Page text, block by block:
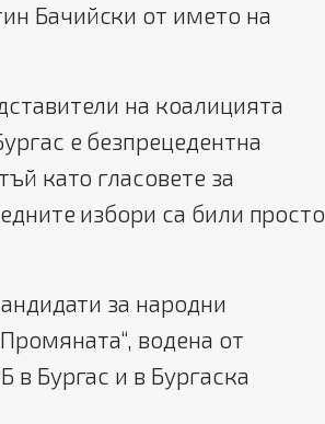
Бачийски от името на
на коалицията
е безпрецедентна
като гласовете за
избори са били просто
за народни
водена от
в Бургас и в Бургаска